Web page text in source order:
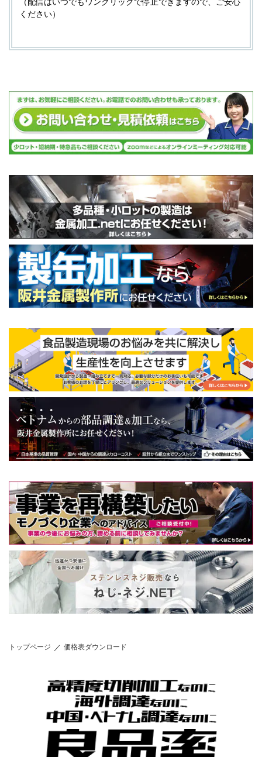
（配信はいつでもワンクリックで停止できますので、ご安心
ください）
トップページ 価格表ダウンロード